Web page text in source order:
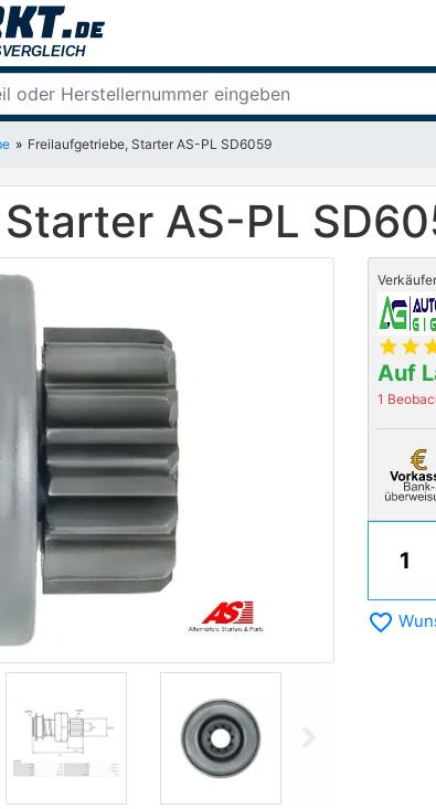
Freilaufgetriebe, Starter AS-PL SD6059
AS-PL
Verkäufer
star star
Auf
1
favorite_border